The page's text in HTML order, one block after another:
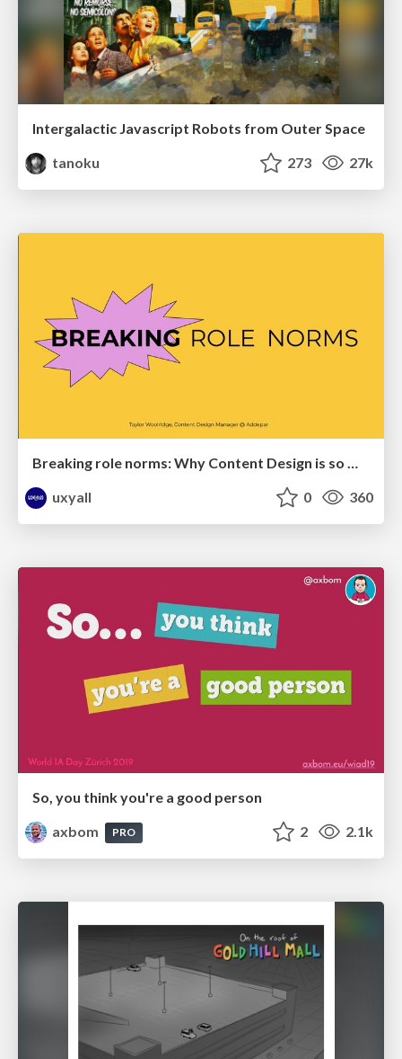
Intergalactic Javascript Robots from Outer Space
tanoku
273 27k
Breaking role norms: Why Content Design is so much more than writing copy - Taylor Woolridge
uxyall
0 360
So, you think you're a good person
axbom
PRO 2 2.1k